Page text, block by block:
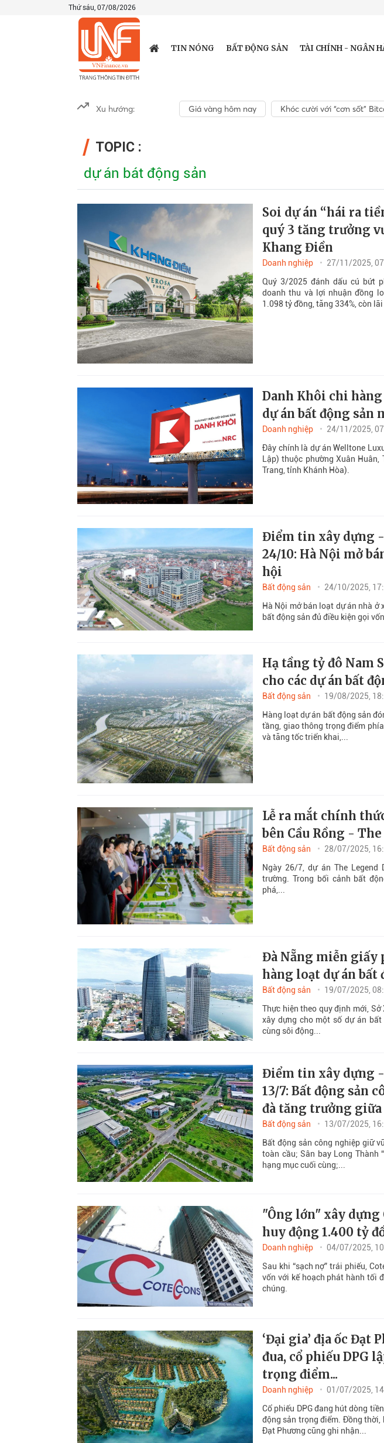
Thứ sáu, 07/08/2026
TIN NÓNG BẤT ĐỘNG SẢN TÀI CHÍNH - NGÂN
Xu hướng: Giá vàng hôm nay Khóc cười với “cơn sốt”
TOPIC :
dự án bát động sản
Soi dự án “hái ra
quý 3 tăng trưởng
Khang Điền
Doanh nghiệp
27/11/2025,
Quý 3/2025 đánh dấu cú bứt
doanh thu và lợi nhuận đồng
1.098 tỷ đồng, tăng 334%, còn lãi
Danh Khôi chi
dự án bất động sản
Doanh nghiệp
24/11/2025,
Đây chính là dự án Welltone
Lập) thuộc phường Xuân
Trang, tỉnh Khánh Hòa).
Điểm tin xây dựng
24/10: Hà Nội mở
hội
Bất động sản
24/10/2025,
Hà Nội mở bán loạt dự án nhà ở
bất động sản đủ điều kiện gọi
Hạ tầng tỷ đô Nam
cho các dự án bất
Bất động sản
19/08/2025,
Hàng loạt dự án bất động sản
tầng, giao thông trọng điểm
và tăng tốc triển khai,...
Lễ ra mắt chính
bên Cầu Rồng -
Bất động sản
28/07/2025,
Ngày 26/7, dự án The
trường. Trong bối cảnh bất
phá,...
Đà Nẵng miễn giấy
hàng loạt dự án bất
Bất động sản
19/07/2025,
Thực hiện theo quy định mới,
xây dựng cho một số dự án
cùng sôi động...
Điểm tin xây dựng
13/7: Bất động sản
đà tăng trưởng
Bất động sản
13/07/2025,
Bất động sản công nghiệp giữ
toàn cầu; Sân bay Long Thành
hạng mục cuối cùng;...
"Ông lớn" xây dựng
huy động 1.400 tỷ
Doanh nghiệp
04/07/2025,
Sau khi “sạch nợ” trái phiếu,
vốn với kế hoạch phát hành tối
chúng.
‘Đại gia’ địa ốc Đạt
đua, cổ phiếu DPG
trọng điểm...
Doanh nghiệp
01/07/2025,
Cổ phiếu DPG đang hút dòng
động sản trọng điểm. Đồng thời,
Đạt Phương cũng ghi nhận...